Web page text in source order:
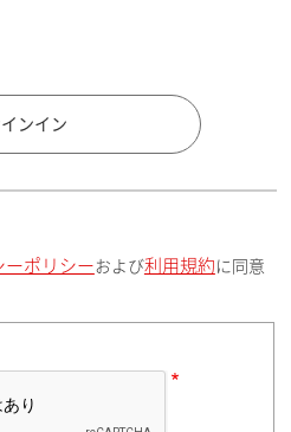
住所検索
ンイン
ーポリシーおよび利用規約 に同意